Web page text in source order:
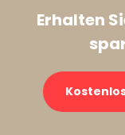
Erhalten